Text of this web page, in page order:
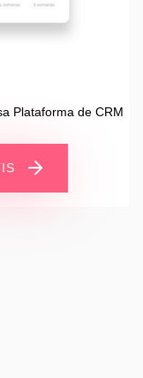
Plataforma de CRM